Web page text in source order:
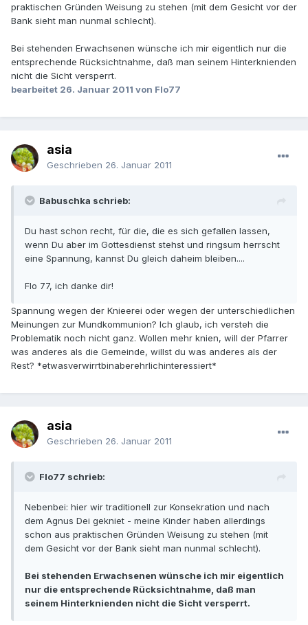
praktischen Gründen Weisung zu stehen (mit dem Gesicht vor der
Bank sieht man nunmal schlecht).
Bei stehenden Erwachsenen wünsche ich mir eigentlich nur die
entsprechende Rücksichtnahme, daß man seinem Hinterknienden
nicht die Sicht versperrt.
bearbeitet 26. Januar 2011 von Flo77
asia
Geschrieben 26. Januar 2011
Babuschka schrieb:
Du hast schon recht, für die, die es sich gefallen lassen,
wenn Du aber im Gottesdienst stehst und ringsum herrscht
eine Spannung, kannst Du gleich daheim bleiben....
Flo 77, ich danke dir!
Spannung wegen der Knieerei oder wegen der unterschiedlichen
Meinungen zur Mundkommunion? Ich glaub, ich versteh die
Problematik noch nicht ganz. Wollen mehr knien, will der Pfarrer
was anderes als die Gemeinde, willst du was anderes als der
Rest? *etwasverwirrtbinaberehrlichinteressiert*
asia
Geschrieben 26. Januar 2011
Flo77 schrieb:
Nebenbei: hier wir traditionell zur Konsekration und nach
dem Agnus Dei gekniet - meine Kinder haben allerdings
schon aus praktischen Gründen Weisung zu stehen (mit
dem Gesicht vor der Bank sieht man nunmal schlecht).
Bei stehenden Erwachsenen wünsche ich mir eigentlich
nur die entsprechende Rücksichtnahme, daß man
seinem Hinterknienden nicht die Sicht versperrt.